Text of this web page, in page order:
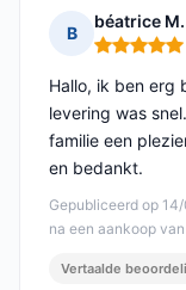
B
béatrice M.
Gepubliceerd op
na een aankoop
Hallo, ik ben erg
levering was
familie een
en bedankt.
Vertaalde